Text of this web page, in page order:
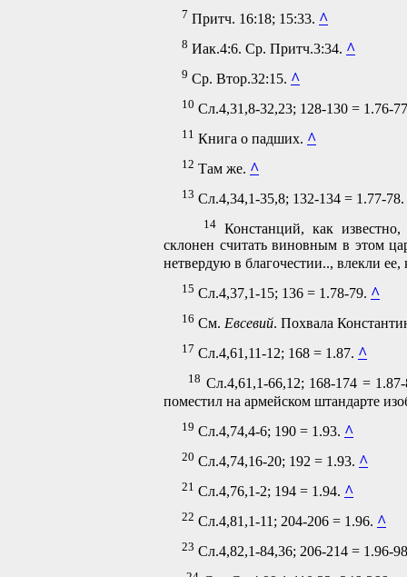
7 Притч. 16:18; 15:33. ^
8 Иак.4:6. Ср. Притч.3:34. ^
9 Ср. Втор.32:15. ^
10 Сл.4,31,8-32,23; 128-130 = 1.76-
11 Книга о падших. ^
12 Там же. ^
13 Сл.4,34,1-35,8; 132-134 = 1.77-78.
14 Констанций, как известно,
склонен считать виновным в этом
нетвердую в благочестии.., влекли
15 Сл.4,37,1-15; 136 = 1.78-79. ^
16 См. Евсевий. Похвала
17 Сл.4,61,11-12; 168 = 1.87. ^
18 Сл.4,61,1-66,12; 168-174 =
поместил на армейском штандарте
19 Сл.4,74,4-6; 190 = 1.93. ^
20 Сл.4,74,16-20; 192 = 1.93. ^
21 Сл.4,76,1-2; 194 = 1.94. ^
22 Сл.4,81,1-11; 204-206 = 1.96. ^
23 Сл.4,82,1-84,36; 206-214 = 1.96-